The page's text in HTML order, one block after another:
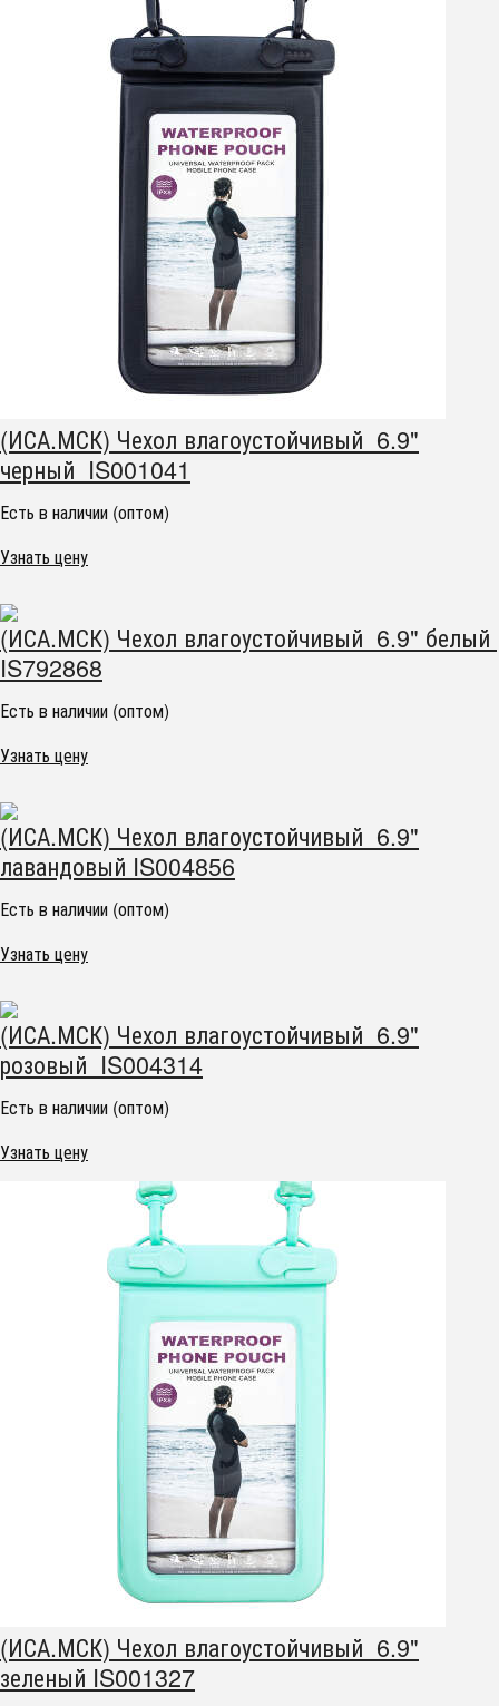
(ИСА.МСК) Чехол влагоустойчивый 6.9"
черный IS001041
Есть в наличии (оптом)
Узнать цену
(ИСА.МСК) Чехол влагоустойчивый 6.9" белый
IS792868
Есть в наличии (оптом)
Узнать цену
(ИСА.МСК) Чехол влагоустойчивый 6.9"
лавандовый IS004856
Есть в наличии (оптом)
Узнать цену
(ИСА.МСК) Чехол влагоустойчивый 6.9"
розовый IS004314
Есть в наличии (оптом)
Узнать цену
(ИСА.МСК) Чехол влагоустойчивый 6.9"
зеленый IS001327